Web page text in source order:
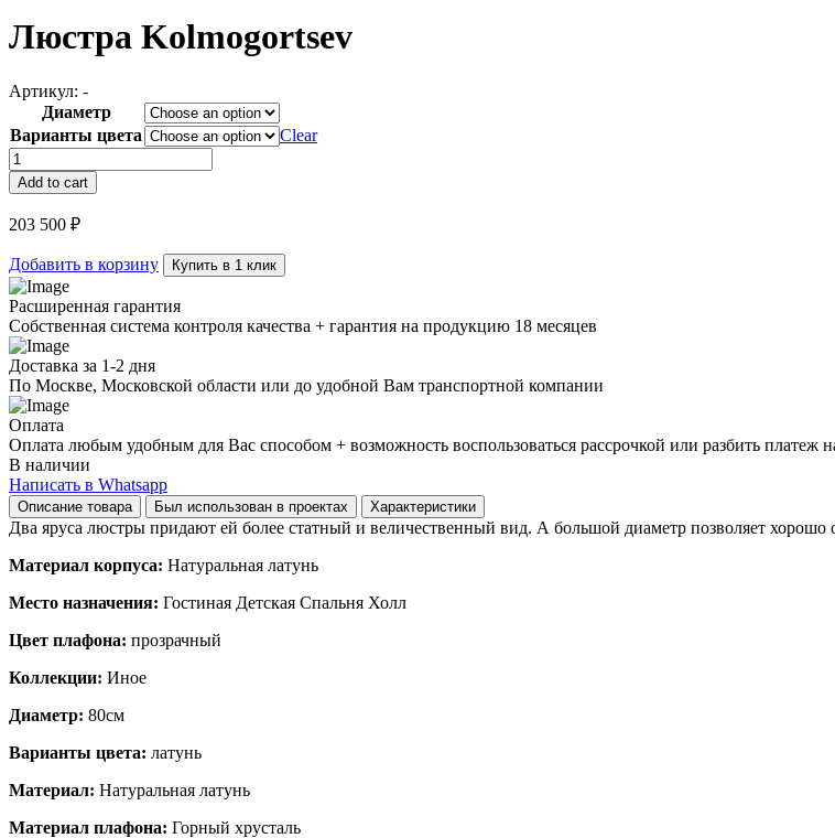
Люстра Kolmogortsev
Артикул: -
Диаметр
Варианты цвета
Clear
Люстра
Kolmogortsev
quantity
Add to cart
203 500 ₽
Добавить в корзину Купить в 1 клик
Расширенная гарантия
Собственная система контроля качества + гарантия на продукцию 18 месяцев
Доставка за 1-2 дня
По Москве, Московской области или до удобной Вам транспортной компании
Оплата
Оплата любым удобным для Вас способом + возможность воспользоваться рассрочкой или разбить платеж
В наличии
Написать в Whatsapp
Описание товара Был использован в проектах Характеристики
Два яруса люстры придают ей более статный и величественный вид. А большой диаметр позволяет
Материал корпуса: Натуральная латунь
Место назначения: Гостиная Детская Спальня Холл
Цвет плафона: прозрачный
Коллекции: Иное
Диаметр: 80см
Варианты цвета: латунь
Материал: Натуральная латунь
Материал плафона: Горный хрусталь